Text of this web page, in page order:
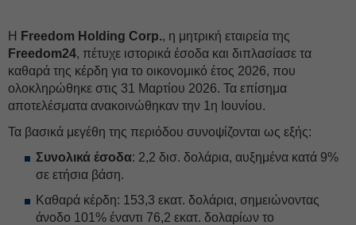
Η Freedom Holding Corp., η μητρική εταιρεία της
Freedom24, πέτυχε ιστορικά έσοδα και διπλασίασε τα
καθαρά της κέρδη για το οικονομικό έτος 2026, που
ολοκληρώθηκε στις 31 Μαρτίου 2026. Τα επίσημα
αποτελέσματα ανακοινώθηκαν την 1η Ιουνίου.
Τα βασικά μεγέθη της περιόδου συνοψίζονται ως εξής:
Συνολικά έσοδα: 2,2 δισ. δολάρια, αυξημένα κατά 9%
σε ετήσια βάση.
Καθαρά κέρδη: 153,3 εκατ. δολάρια, σημειώνοντας
άνοδο 101% έναντι 76,2 εκατ. δολαρίων το